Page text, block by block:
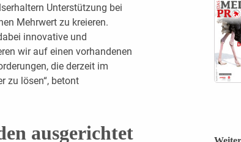
Unterstützung bei
Mehrwert zu kreieren.
innovative und
wir auf einen vorhandenen
die derzeit im
zu lösen“, betont
ausgerichtet